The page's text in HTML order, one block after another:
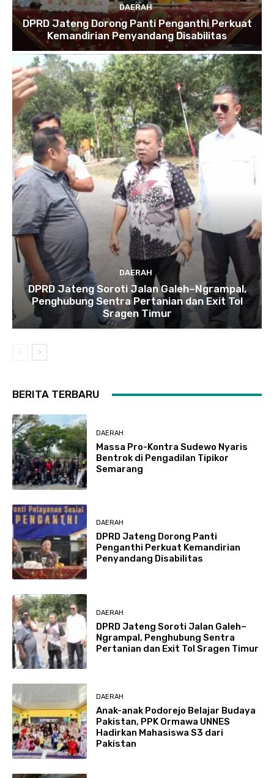
DAERAH
DPRD Jateng Dorong Panti Penganthi Perkuat
Kemandirian Penyandang Disabilitas
DAERAH
DPRD Jateng Soroti Jalan Galeh–Ngrampal,
Penghubung Sentra Pertanian dan Exit Tol
Sragen Timur
BERITA TERBARU
DAERAH
Massa Pro-Kontra Sudewo Nyaris
Bentrok di Pengadilan Tipikor
Semarang
DAERAH
DPRD Jateng Dorong Panti
Penganthi Perkuat Kemandirian
Penyandang Disabilitas
DAERAH
DPRD Jateng Soroti Jalan Galeh–
Ngrampal, Penghubung Sentra
Pertanian dan Exit Tol Sragen Timur
DAERAH
Anak-anak Podorejo Belajar Budaya
Pakistan, PPK Ormawa UNNES
Hadirkan Mahasiswa S3 dari
Pakistan